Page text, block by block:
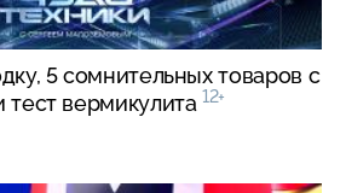
5 сомнительных товаров с
тест вермикулита 12+